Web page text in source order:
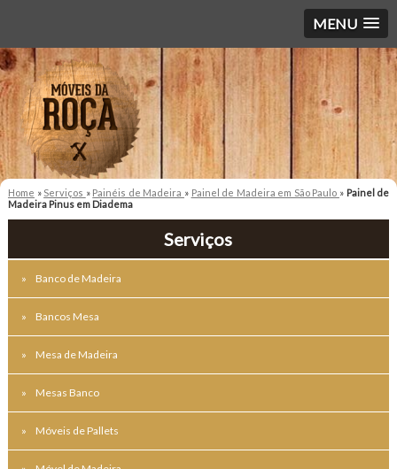
MENU
Home » Serviços » Painéis de Madeira » Painel de Madeira em São Paulo » Painel de
Madeira Pinus em Diadema
Serviços
Banco de Madeira
Bancos Mesa
Mesa de Madeira
Mesas Banco
Móveis de Pallets